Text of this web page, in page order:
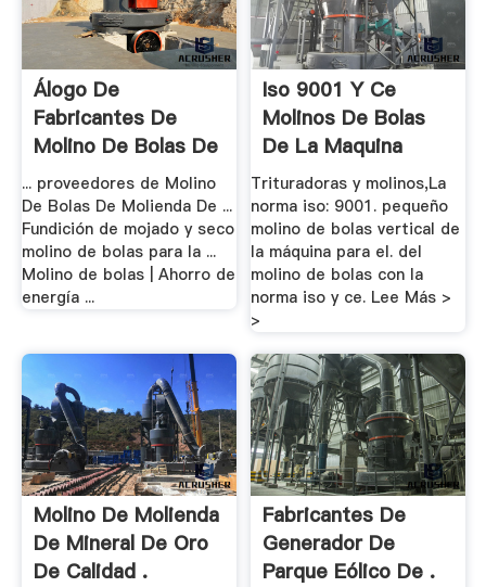
Álogo De
Fabricantes De
Molino De Bolas De
.
... proveedores de Molino
De Bolas De Molienda De ...
Fundición de mojado y seco
molino de bolas para la ...
Molino de bolas | Ahorro de
energía ...
Iso 9001 Y Ce
Molinos De Bolas
De La Maquina
Trituradoras y molinos,La
norma iso: 9001. pequeño
molino de bolas vertical de
la máquina para el. del
molino de bolas con la
norma iso y ce. Lee Más >
>
Molino De Molienda
De Mineral De Oro
De Calidad .
Fabricantes De
Generador De
Parque Eólico De .